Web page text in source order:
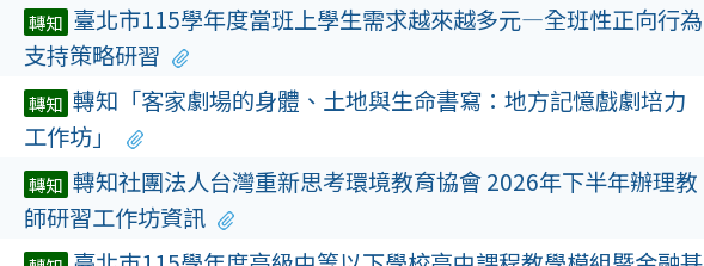
轉知 臺北市115學年度當班上學生需求越來越多元—全班性正向行為
支持策略研習
轉知 轉知「客家劇場的身體、土地與生命書寫：地方記憶戲劇培力
工作坊」
轉知 轉知社團法人台灣重新思考環境教育協會 2026年下半年辦理教
師研習工作坊資訊